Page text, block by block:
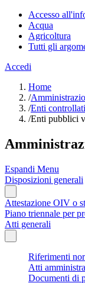
Accesso
Acqua
Agricoltura
Tutti gli
Accedi
Home
/
/Enti controllati
/Enti pubblici
Espandi Menu
Disposizioni generali
Attestazione OIV o
Piano triennale per
Atti generali
Riferimenti
Atti
Documenti di